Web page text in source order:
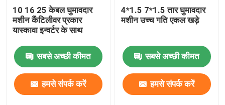
10 16 25 केबल घुमावदार
मशीन कैंटिलीवर प्रकार
यास्कावा इन्वर्टर के साथ
सबसे अच्छी कीमत
हमसे संपर्क करें
4*1.5 7*1.5 तार घुमावदार
मशीन उच्च गति एकल खड़े
सबसे अच्छी कीमत
हमसे संपर्क करें